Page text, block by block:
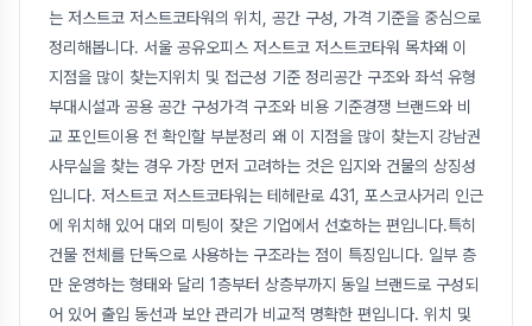
는 저스트코 저스트코타워의 위치, 공간 구성, 가격 기준을 중심으로
정리해봅니다. 서울 공유오피스 저스트코 저스트코타워 목차왜 이
지점을 많이 찾는지위치 및 접근성 기준 정리공간 구조와 좌석 유형
부대시설과 공용 공간 구성가격 구조와 비용 기준경쟁 브랜드와 비
교 포인트이용 전 확인할 부분정리 왜 이 지점을 많이 찾는지 강남권
사무실을 찾는 경우 가장 먼저 고려하는 것은 입지와 건물의 상징성
입니다. 저스트코 저스트코타워는 테헤란로 431, 포스코사거리 인근
에 위치해 있어 대외 미팅이 잦은 기업에서 선호하는 편입니다.특히
건물 전체를 단독으로 사용하는 구조라는 점이 특징입니다. 일부 층
만 운영하는 형태와 달리 1층부터 상층부까지 동일 브랜드로 구성되
어 있어 출입 동선과 보안 관리가 비교적 명확한 편입니다. 위치 및